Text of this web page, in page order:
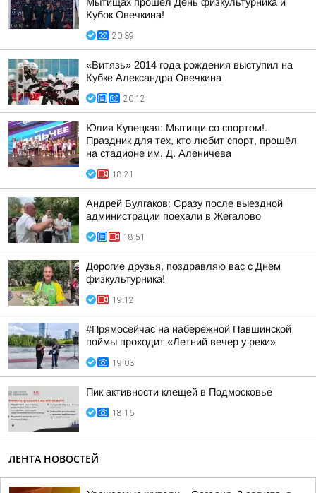
Кубок Овечкина!
20:39
«Витязь» 2014 года рождения выступил на
Кубке Александра Овечкина
20:12
Юлия Купецкая: Мытищи со спортом!.
Праздник для тех, кто любит спорт, прошёл
на стадионе им. Д. Аленичева
18:21
Андрей Булгаков: Сразу после выездной
администрации поехали в Жегалово
18:51
Дорогие друзья, поздравляю вас с Днём
физкультурника!
19:12
#Прямосейчас на набережной Павшинской
поймы проходит «Летний вечер у реки»
19:03
Пик активности клещей в Подмосковье
18:16
ЛЕНТА НОВОСТЕЙ